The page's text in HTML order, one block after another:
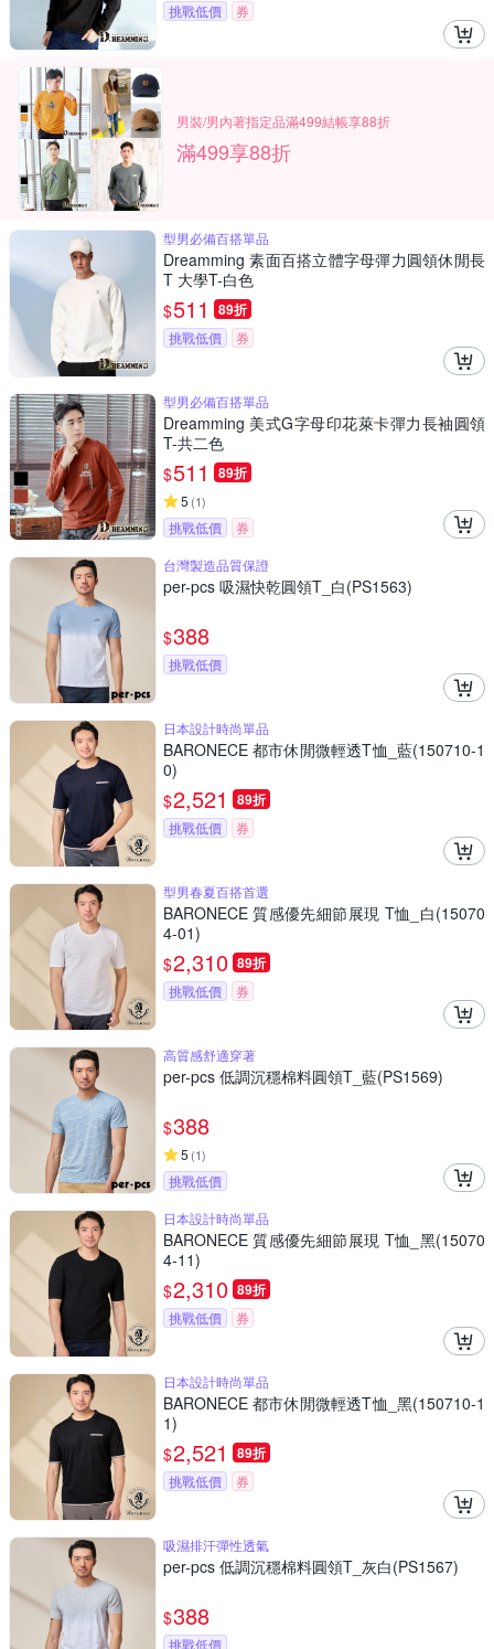
挑戰低價 券
男裝/男內著指定品滿499結帳享88折
滿499享88折
型男必備百搭單品
Dreamming 素面百搭立體字母彈力圓領休閒長
T 大學T-白色
$511 89折
挑戰低價 券
型男必備百搭單品
Dreamming 美式G字母印花萊卡彈力長袖圓領
T-共二色
$511 89折
5 (1)
挑戰低價
券
台灣製造品質保證
per-pcs 吸濕快乾圓領T_白(PS1563)
$388
挑戰低價
日本設計時尚單品
BARONECE 都市休閒微輕透T恤_藍(150710-1
0)
$2,521 89折
挑戰低價 券
型男春夏百搭首選
BARONECE 質感優先細節展現 T恤_白(15070
4-01)
$2,310 89折
挑戰低價 券
高質感舒適穿著
per-pcs 低調沉穩棉料圓領T_藍(PS1569)
$388
5 (1)
挑戰低價
日本設計時尚單品
BARONECE 質感優先細節展現 T恤_黑(15070
4-11)
$2,310 89折
挑戰低價 券
日本設計時尚單品
BARONECE 都市休閒微輕透T恤_黑(150710-1
1)
$2,521 89折
挑戰低價 券
吸濕排汗彈性透氣
per-pcs 低調沉穩棉料圓領T_灰白(PS1567)
$388
挑戰低價